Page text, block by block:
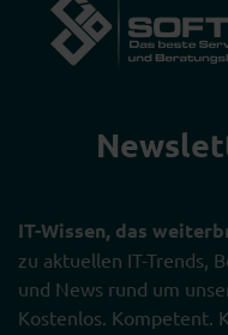
IT-Wissen, das
zu aktuellen IT-Trends,
und News rund um
Kostenlos. Kompetent.